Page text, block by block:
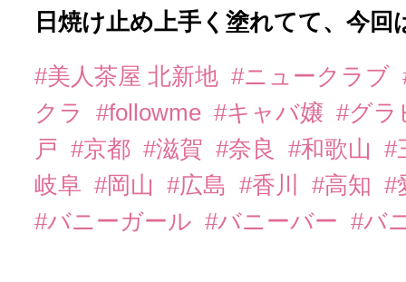
日焼け止め上手く塗れてて、今
#美人茶屋 北新地 #ニュークラブ
クラ
#followme #キャバ嬢 #グ
戸 #京都 #滋賀 #奈良 #和歌山
#
岐阜 #岡山 #広島 #香川 #高知 #
#バニーガール #バニーバー #バ